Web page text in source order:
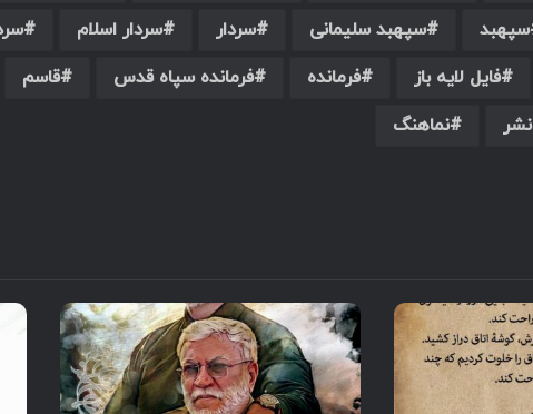
سپهبد سپهبد سلیمانی سردار سردار اسلام
فایل لایه باز فرمانده فرمانده سپاه قدس قاسم
نشر نماهنگ